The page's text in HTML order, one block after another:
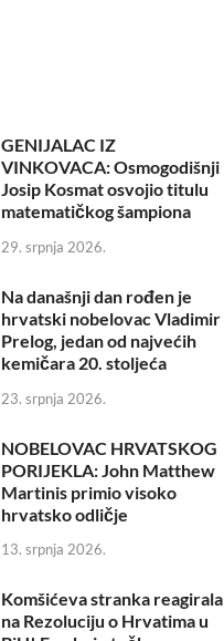
GENIJALAC IZ
VINKOVACA: Osmogodišnji
Josip Kosmat osvojio titulu
matematičkog šampiona
29. srpnja 2026.
Na današnji dan rođen je
hrvatski nobelovac Vladimir
Prelog, jedan od najvećih
kemičara 20. stoljeća
23. srpnja 2026.
NOBELOVAC HRVATSKOG
PORIJEKLA: John Matthew
Martinis primio visoko
hrvatsko odličje
13. srpnja 2026.
Komšićeva stranka reagirala
na Rezoluciju o Hrvatima u